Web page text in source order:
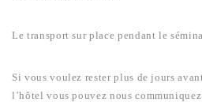
Le transport sur place pendant le
Si vous voulez rester plus de jours
l’hôtel vous pouvez nous